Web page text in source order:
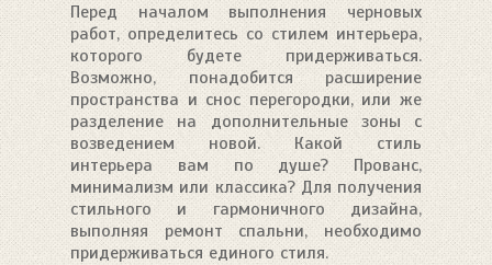
Перед началом выполнения черновых
работ, определитесь со стилем интерьера,
которого будете придерживаться.
Возможно, понадобится расширение
пространства и снос перегородки, или же
разделение на дополнительные зоны с
возведением новой. Какой стиль
интерьера вам по душе? Прованс,
минимализм или классика? Для получения
стильного и гармоничного дизайна,
выполняя ремонт спальни, необходимо
придерживаться единого стиля.